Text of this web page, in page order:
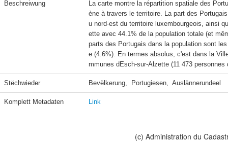
Beschreiwung
La carte montre la répartition spatiale des
ène à travers le territoire. La part des
u nord-est du territoire luxembourgeois, ainsi
ette avec 44.1% de la population totale (et
parts des Portugais dans la population sont
e (4.6%). En termes absolus, c'est dans la
mmunes dEsch-sur-Alzette (11 473
Stëchwieder Bevëlkerung,  Portugiesen,  Auslännerundeel
Komplett Metadaten Link
(c) Administration du